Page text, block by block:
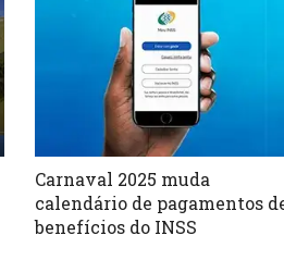
Carnaval 2025 muda
calendário de pagamentos
benefícios do INSS